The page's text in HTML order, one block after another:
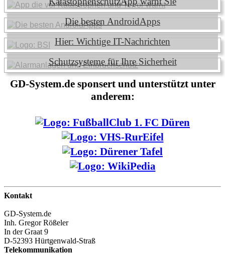
Die besten AndroidApps
Hier: Wichtige IT-Nachrichten
Schutzsysteme für Ihre Sicherheit
GD-System.de sponsert und unterstützt unter
anderem:
Kontakt
GD-System.de
Inh. Gregor Rößeler
In der Graat 9
D-52393 Hürtgenwald-Straß
Telekommunikation